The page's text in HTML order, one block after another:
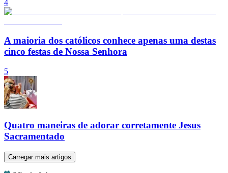
4
A maioria dos católicos conhece apenas uma destas
cinco festas de Nossa Senhora
5
Quatro maneiras de adorar corretamente Jesus
Sacramentado
Carregar mais artigos